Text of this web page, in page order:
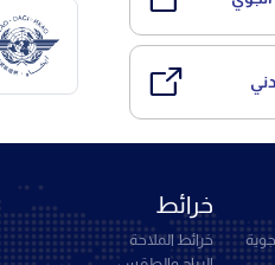
خرائط
خرائط الملاحة